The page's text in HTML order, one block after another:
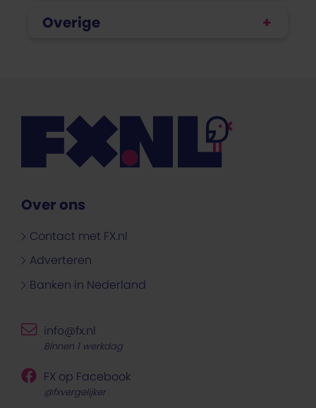
Overige
Over ons
Contact met FX.nl
Adverteren
Banken in Nederland
info@fx.nl
Binnen 1 werkdag
FX op Facebook
@fxvergelijker